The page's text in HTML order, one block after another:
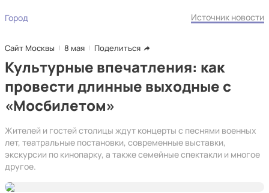
Город Источник новости
Сайт Москвы 8 мая Поделиться
Культурные впечатления: как
провести длинные выходные с
«Мосбилетом»
Жителей и гостей столицы ждут концерты с песнями военных
лет, театральные постановки, современные выставки,
экскурсии по кинопарку, а также семейные спектакли и многое
другое.